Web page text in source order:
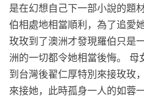
是在幻想自己下一部小說的題
伯相處地相當順利，為了追愛
玫玫到了澳洲才發現羅伯只是
洲的一切都令她相當後悔。
到台灣後翟仁厚特別來接玫玫
來接她，此時孤身一人的如蓉